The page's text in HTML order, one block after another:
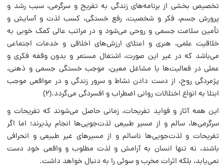
تخصیص بخشى از برنامه‌هاى زندگى به تفریح و سرگرمى، سبب رشد و
پرورش جسم، فکر و شخصیت، رفع خستگى، کسب لذت و آسایش و
تأمین سلامت جسمى و روحى مى‌شود و در مراتب عالى کمک خوبى به
خلاقیت علمى، هنرى و اعتلاى ارزش‌هاى اخلاقى و خدمات اجتماعى
مى‌باشد که در غیر این صورت، اشتغال مستمر و بدون وقفه فکرى و
عملى در فعالیت‌ها یا مشاغل معین، موجب خستگى جسمى و ذهنى،
پژمردگى روح، از دست دادن نشاط و سرور زندگى و در مواقعى موجب
ابتلا به انواع اختلالات روانى اضطراب و افسردگى مى‌گردد.(۲)
این همه آثار و فواید تفریحات، زمانى حاصل مى‌شوند که تفریحات و
سرگرمى‌ها، سالم و از مسیر طبیعى لذت‌جویى‌ها انجام پذیرند؛ اما اگر
تفریحات و لذت‌جویى‌ها ناسالم و از مسیرهاى غیر طبیعى و انحرافى
باشند، نه تنها انسان به آرامش و لذت مطلوب و واقعى خود دست
نمى‌یابد، بلکه اثرات مخرب و سوئى را به دنبال خواهد داشت.